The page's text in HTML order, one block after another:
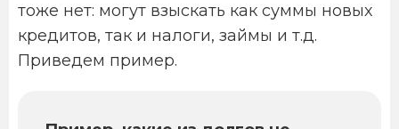
тоже нет: могут взыскать как суммы новых
кредитов, так и налоги, займы и т.д.
Приведем пример.